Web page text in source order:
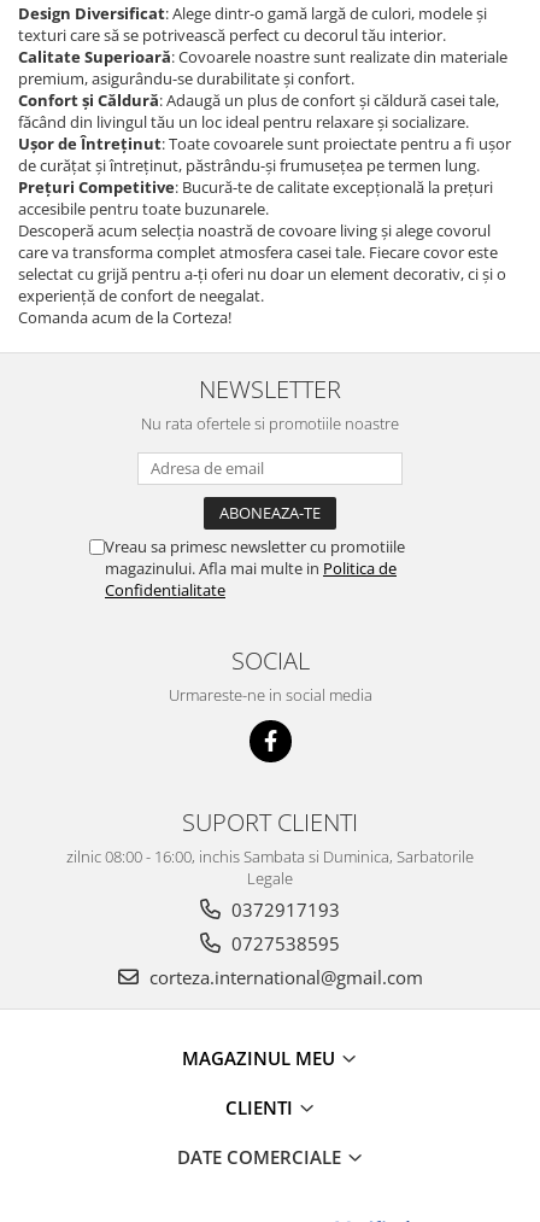
Design Diversificat: Alege dintr-o gamă largă de culori, modele și
texturi care să se potrivească perfect cu decorul tău interior.
Calitate Superioară: Covoarele noastre sunt realizate din materiale
premium, asigurându-se durabilitate și confort.
Confort și Căldură: Adaugă un plus de confort și căldură casei tale,
făcând din livingul tău un loc ideal pentru relaxare și socializare.
Ușor de Întreținut: Toate covoarele sunt proiectate pentru a fi ușor
de curățat și întreținut, păstrându-și frumusețea pe termen lung.
Prețuri Competitive: Bucură-te de calitate excepțională la prețuri
accesibile pentru toate buzunarele.
Descoperă acum selecția noastră de covoare living și alege covorul
care va transforma complet atmosfera casei tale. Fiecare covor este
selectat cu grijă pentru a-ți oferi nu doar un element decorativ, ci și o
experiență de confort de neegalat.
Comanda acum de la Corteza!
NEWSLETTER
Nu rata ofertele si promotiile noastre
Vreau sa primesc newsletter cu promotiile
magazinului. Afla mai multe in Politica de
Confidentialitate
SOCIAL
Urmareste-ne in social media
SUPORT CLIENTI
zilnic 08:00 - 16:00, inchis Sambata si Duminica, Sarbatorile
Legale
0372917193
0727538595
corteza.international@gmail.com
MAGAZINUL MEU
CLIENTI
DATE COMERCIALE